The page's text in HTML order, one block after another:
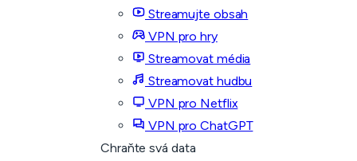
Streamujte obsah
VPN pro hry
Streamovat média
Streamovat hudbu
VPN pro Netflix
VPN pro ChatGPT
Chraňte svá data